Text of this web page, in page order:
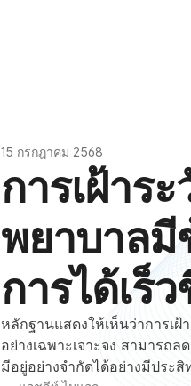
15 กรกฎาคม 2568
การเฝ้าร
พยาบาลมี
การได้เร็
หลักฐานแสดงให้เห็นว่าการเฝ้
อย่างเฉพาะเจาะจง สามารถ
มีอยู่อย่างจำกัดได้อย่างมีประ